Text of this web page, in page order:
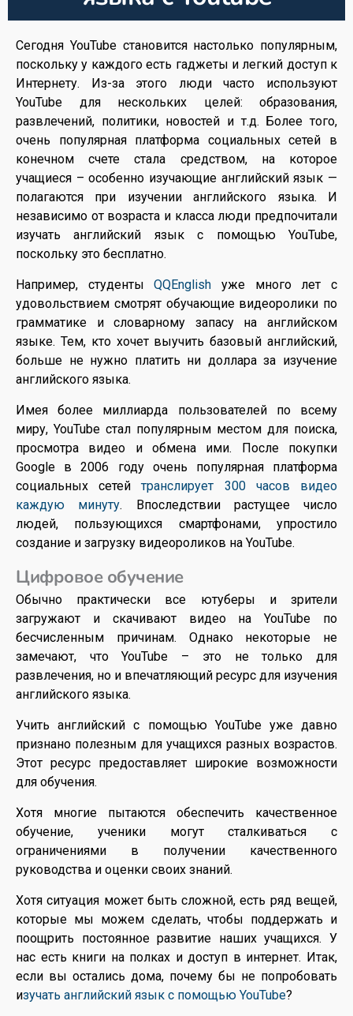
Сегодня YouTube становится настолько популярным,
поскольку у каждого есть гаджеты и легкий доступ к
Интернету. Из-за этого люди часто используют
YouTube для нескольких целей: образования,
развлечений, политики, новостей и т.д. Более того,
очень популярная платформа социальных сетей в
конечном счете стала средством, на которое
учащиеся – особенно изучающие английский язык —
полагаются при изучении английского языка. И
независимо от возраста и класса люди предпочитали
изучать английский язык с помощью YouTube,
поскольку это бесплатно.
Например, студентыQQEnglish уже много лет с
удовольствием смотрят обучающие видеоролики по
грамматике и словарному запасу на английском
языке. Тем, кто хочет выучить базовый английский,
больше не нужно платить ни доллара за изучение
английского языка.
Имея более миллиарда пользователей по всему
миру, YouTube стал популярным местом для поиска,
просмотра видео и обмена ими. После покупки
Google в 2006 году очень популярная платформа
социальных сетейтранслирует 300 часов видео
каждую минуту. Впоследствии растущее число
людей, пользующихся смартфонами, упростило
создание и загрузку видеороликов на YouTube.
Цифровое обучение
Обычно практически все ютуберы и зрители
загружают и скачивают видео на YouTube по
бесчисленным причинам. Однако некоторые не
замечают, что YouTube – это не только для
развлечения, но и впечатляющий ресурс для изучения
английского языка.
Учить английский с помощью YouTube уже давно
признано полезным для учащихся разных возрастов.
Этот ресурс предоставляет широкие возможности
для обучения.
Хотя многие пытаются обеспечить качественное
обучение, ученики могут сталкиваться с
ограничениями в получении качественного
руководства и оценки своих знаний.
Хотя ситуация может быть сложной, есть ряд вещей,
которые мы можем сделать, чтобы поддержать и
поощрить постоянное развитие наших учащихся. У
нас есть книги на полках и доступ в интернет. Итак,
если вы остались дома, почему бы не попробовать
изучать английский язык с помощью YouTube?